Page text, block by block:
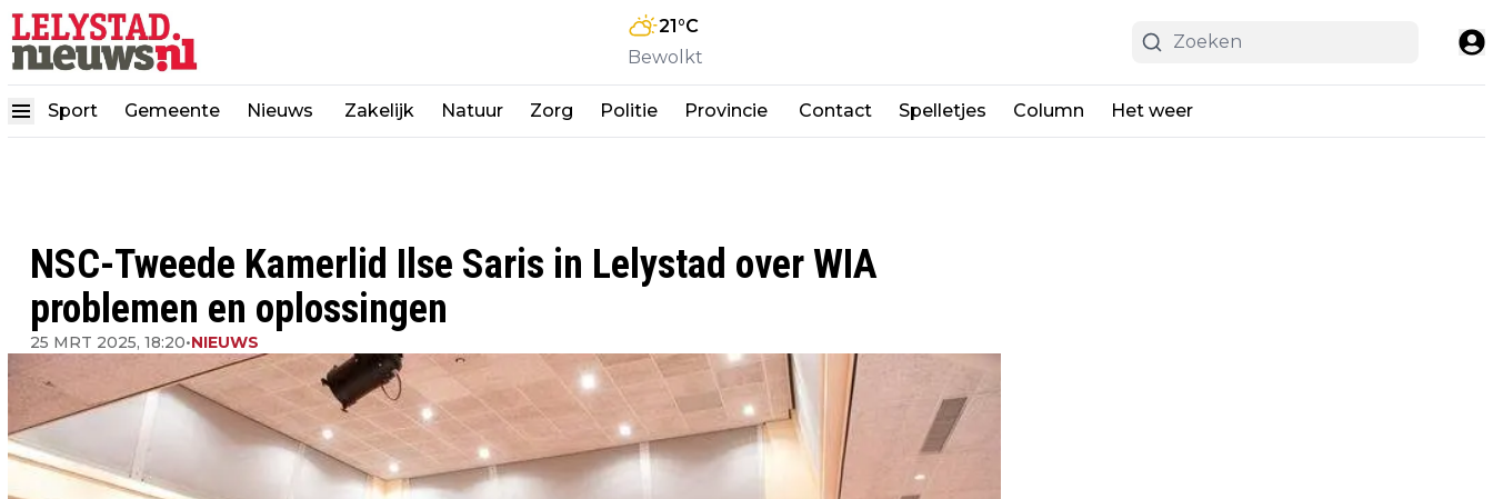
21°C
Bewolkt
Sport Gemeente Nieuws Zakelijk Natuur Zorg Politie Provincie Contact Spelletjes Column Het weer
NSC-Tweede Kamerlid Ilse Saris in Lelystad over WIA
problemen en oplossingen
25 MRT 2025, 18:20•NIEUWS